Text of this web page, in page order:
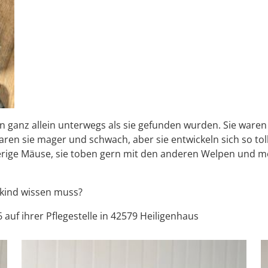
allein unterwegs als sie gefunden wurden. Sie
sie mager und schwach, aber sie entwickeln sich so
Mäuse, sie toben gern mit den anderen Welpen und
wissen muss?
ihrer Pflegestelle in 42579 Heiligenhaus